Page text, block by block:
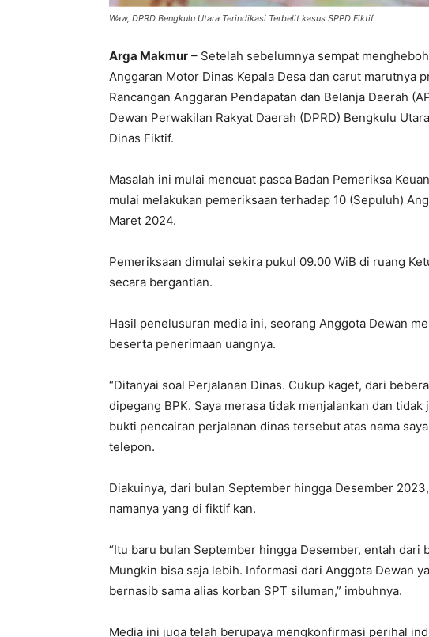
Waw, DPRD Bengkulu Utara Terindikasi Terbelit kasus SPPD Fiktif
Arga Makmur – Setelah sebelumnya sempat
Anggaran Motor Dinas Kepala Desa dan carut marutnya
Rancangan Anggaran Pendapatan dan Belanja Daerah
Dewan Perwakilan Rakyat Daerah (DPRD) Bengkulu
Dinas Fiktif.
Masalah ini mulai mencuat pasca Badan Pemeriksa
mulai melakukan pemeriksaan terhadap 10 (Sepuluh)
Maret 2024.
Pemeriksaan dimulai sekira pukul 09.00 WiB di ruang
secara bergantian.
Hasil penelusuran media ini, seorang Anggota Dewan
beserta penerimaan uangnya.
“Ditanyai soal Perjalanan Dinas. Cukup kaget, dari
dipegang BPK. Saya merasa tidak menjalankan dan
bukti pencairan perjalanan dinas tersebut atas nama
telepon.
Diakuinya, dari bulan September hingga Desember
namanya yang di fiktif kan.
“Itu baru bulan September hingga Desember, entah dari
Mungkin bisa saja lebih. Informasi dari Anggota Dewan
bernasib sama alias korban SPT siluman,” imbuhnya.
Media ini juga telah berupaya mengkonfirmasi perihal